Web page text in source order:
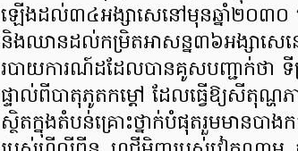
ឡើងដល់៣៤អង្សាសេនៅមុនឆ្នាំ២០៣០
និងឈានដល់កម្រិតអាសន្ន៣៦អង្សាសេន
របាយការណ៍ដដែលបានគូសបញ្ជាក់ថា
ផ្ទាល់ពីបាតុភូតកម្ដៅ ដែលធ្វើឱ្យសីតុណ្
ស្ថិតក្នុងតំបន់គ្រោះថ្នាក់បំផុតរួមមានប